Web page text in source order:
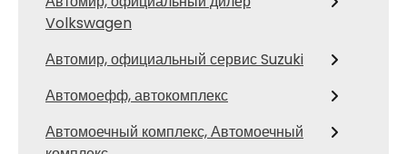
Volkswagen
Автомир, официальный сервис Suzuki
Автомоефф, автокомплекс
Автомоечный комплекс, Автомоечный